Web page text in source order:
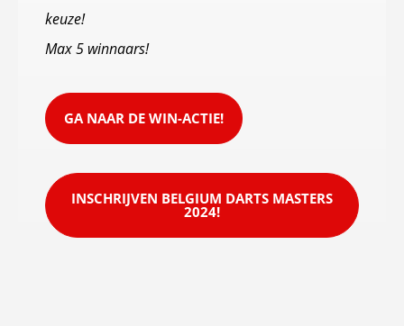
keuze!
Max 5 winnaars!
GA NAAR DE WIN-ACTIE!
INSCHRIJVEN BELGIUM DARTS MASTERS
2024!